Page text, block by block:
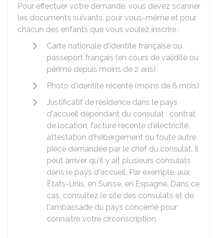
Pour effectuer votre demande, vous devez scanner
les documents suivants, pour vous-même et pour
chacun des enfants que vous voulez inscrire :
Carte nationale d'identité française ou
passeport français (en cours de validité ou
périmé depuis moins de 2 ans)
Photo d'identité récente (moins de 6 mois)
Justificatif de résidence dans le pays
d'accueil dépendant du consulat : contrat
de location, facture récente d'électricité,
attestation d'hébergement ou toute autre
pièce demandée par le chef du consulat. Il
peut arriver qu'il y ait plusieurs consulats
dans le pays d'accueil. Par exemple, aux
États-Unis, en Suisse, en Espagne. Dans ce
cas, consultez le site des consulats et de
l'ambassade du pays concerné pour
connaître votre circonscription.